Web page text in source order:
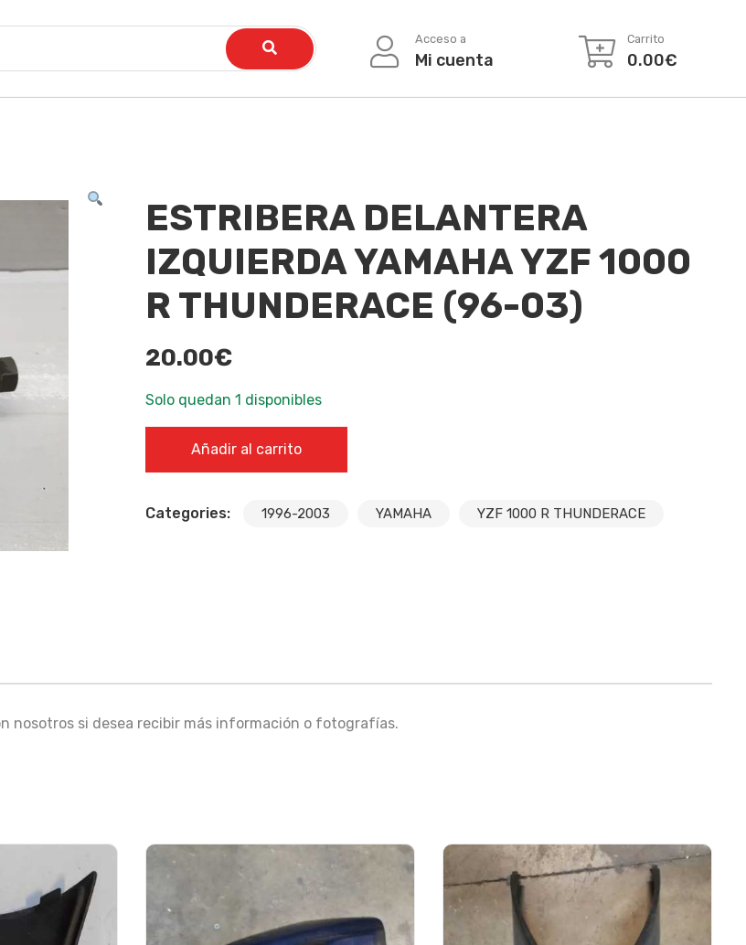
Acceso a
Mi cuenta
Carrito
0.00€
ESTRIBERA DELANTERA
IZQUIERDA YAMAHA YZF 1000
R THUNDERACE (96-03)
20.00€
Solo quedan 1 disponibles
Añadir al carrito
Categories: 1996-2003 YAMAHA YZF 1000 R THUNDERACE
nosotros si desea recibir más información o fotografías.